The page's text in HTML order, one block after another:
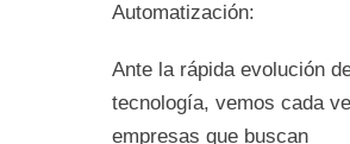
Automatización:
Ante la rápida evolución
tecnología, vemos cada
empresas que buscan